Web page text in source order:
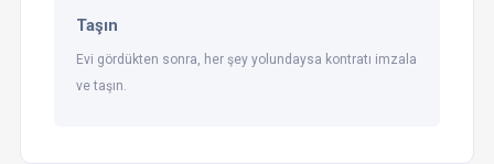
Taşın
Evi gördükten sonra, her şey yolundaysa kontratı imzala
ve taşın.